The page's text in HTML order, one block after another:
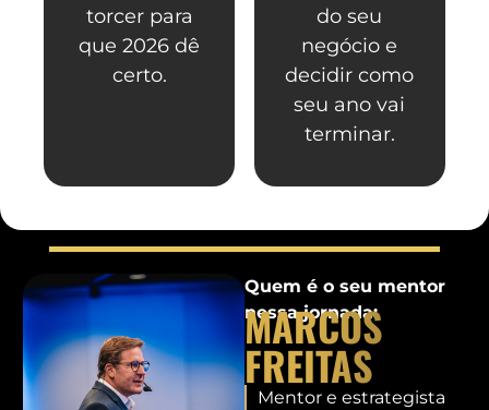
torcer para
que 2026 dê
certo.
do seu
negócio e
decidir como
seu ano vai
terminar.
Quem é o seu mentor
nessa jornada:
MARCOS
FREITAS
Mentor e estrategista